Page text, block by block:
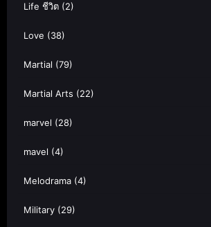
Life ชีวิต (2)
Love (38)
Martial (79)
Martial Arts (22)
marvel (28)
mavel (4)
Melodrama (4)
Military (29)